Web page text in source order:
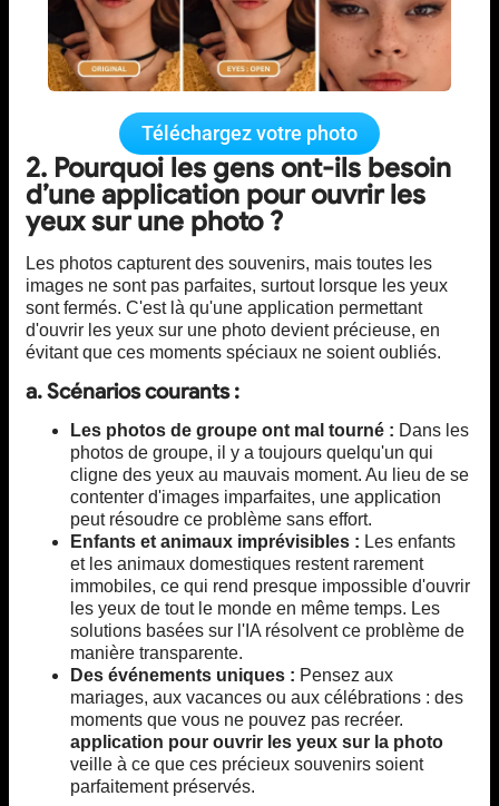
Téléchargez votre photo
2. Pourquoi les gens ont-ils besoin
d’une application pour ouvrir les
yeux sur une photo ?
Les photos capturent des souvenirs, mais toutes les
images ne sont pas parfaites, surtout lorsque les yeux
sont fermés. C'est là qu'une application permettant
d'ouvrir les yeux sur une photo devient précieuse, en
évitant que ces moments spéciaux ne soient oubliés.
a. Scénarios courants :
Les photos de groupe ont mal tourné : Dans les
photos de groupe, il y a toujours quelqu'un qui
cligne des yeux au mauvais moment. Au lieu de se
contenter d'images imparfaites, une application
peut résoudre ce problème sans effort.
Enfants et animaux imprévisibles : Les enfants
et les animaux domestiques restent rarement
immobiles, ce qui rend presque impossible d'ouvrir
les yeux de tout le monde en même temps. Les
solutions basées sur l'IA résolvent ce problème de
manière transparente.
Des événements uniques : Pensez aux
mariages, aux vacances ou aux célébrations : des
moments que vous ne pouvez pas recréer.
application pour ouvrir les yeux sur la photo
veille à ce que ces précieux souvenirs soient
parfaitement préservés.